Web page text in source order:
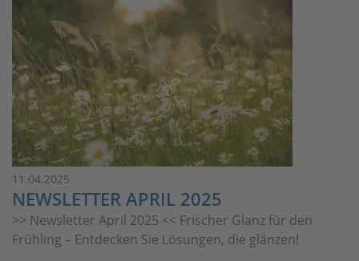
11.04.2025
NEWSLETTER APRIL 2025
>> Newsletter April 2025 << Frischer Glanz für den
Frühling – Entdecken Sie Lösungen, die glänzen!